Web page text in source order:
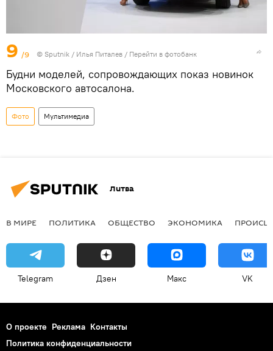
9 /9 © Sputnik / Илья Питалев / Перейти в фотобанк
Будни моделей, сопровождающих показ новинок
Московского автосалона.
Фото Мультимедиа
Литва
В МИРЕ ПОЛИТИКА ОБЩЕСТВО ЭКОНОМИКА
Telegram Дзен Макс VK
О проекте Реклама Контакты
Политика конфиденциальности